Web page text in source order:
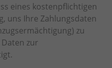
eines kostenpflichtigen
uns Ihre Zahlungsdaten
zu
zur